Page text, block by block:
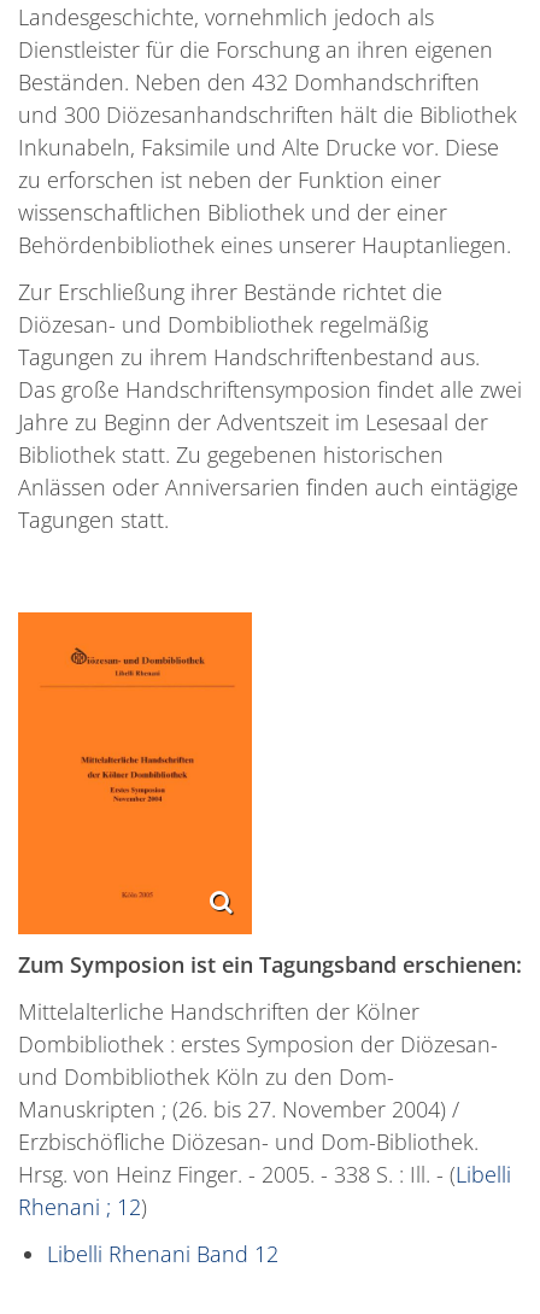
Landesgeschichte, vornehmlich jedoch als
Dienstleister für die Forschung an ihren eigenen
Beständen. Neben den 432 Domhandschriften
und 300 Diözesanhandschriften hält die Bibliothek
Inkunabeln, Faksimile und Alte Drucke vor. Diese
zu erforschen ist neben der Funktion einer
wissenschaftlichen Bibliothek und der einer
Behördenbibliothek eines unserer Hauptanliegen.
Zur Erschließung ihrer Bestände richtet die
Diözesan- und Dombibliothek regelmäßig
Tagungen zu ihrem Handschriftenbestand aus.
Das große Handschriftensymposion findet alle zwei
Jahre zu Beginn der Adventszeit im Lesesaal der
Bibliothek statt. Zu gegebenen historischen
Anlässen oder Anniversarien finden auch eintägige
Tagungen statt.
Zum Symposion ist ein Tagungsband erschienen:
Mittelalterliche Handschriften der Kölner
Dombibliothek : erstes Symposion der Diözesan-
und Dombibliothek Köln zu den Dom-
Manuskripten ; (26. bis 27. November 2004) /
Erzbischöfliche Diözesan- und Dom-Bibliothek.
Hrsg. von Heinz Finger. - 2005. - 338 S. : Ill. - (Libelli
Rhenani ; 12)
Libelli Rhenani Band 12